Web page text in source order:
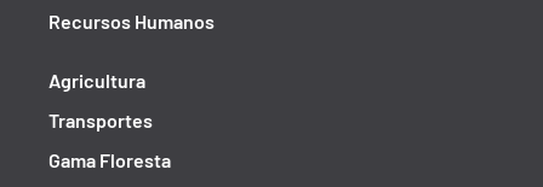
Recursos Humanos
Agricultura
Transportes
Gama Floresta